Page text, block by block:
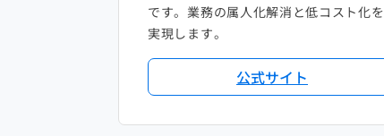
です。業務の属人化解消と低コスト化を
実現します。
公式サイト